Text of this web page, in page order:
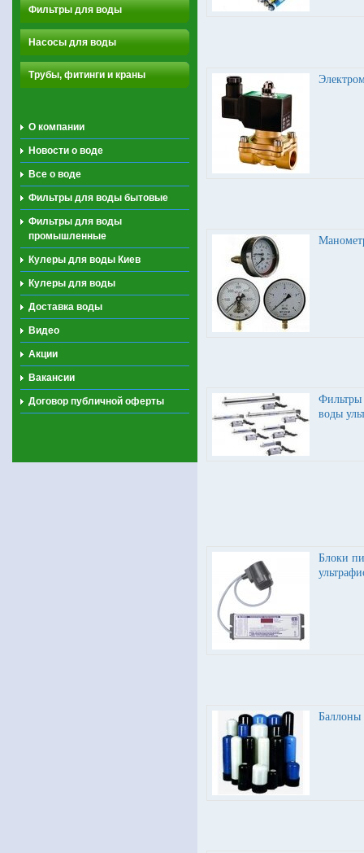
Фильтры для воды
Насосы для воды
Трубы, фитинги и краны
О компании
Новости о воде
Все о воде
Фильтры для воды бытовые
Фильтры для воды
промышленные
Кулеры для воды Киев
Кулеры для воды
Доставка воды
Видео
Акции
Вакансии
Договор публичной оферты
Фильтры
воды
Блоки
Баллоны